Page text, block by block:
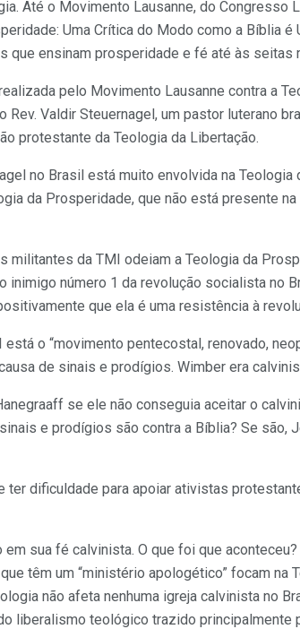
Até o Movimento Lausanne, do Congresso
Uma Crítica do Modo como a Bíblia é
que ensinam prosperidade e fé até às seitas
pelo Movimento Lausanne contra a
Rev. Valdir Steuernagel, um pastor luterano
protestante da Teologia da Libertação.
no Brasil está muito envolvida na Teologia
da Prosperidade, que não está presente
militantes da TMI odeiam a Teologia da
inimigo número 1 da revolução socialista no
que ela é uma resistência à
o “movimento pentecostal, renovado,
de sinais e prodígios. Wimber era
se ele não conseguia aceitar o
e prodígios são contra a Bíblia? Se são,
ter dificuldade para apoiar ativistas
sua fé calvinista. O que foi que
têm um “ministério apologético” focam na
não afeta nenhuma igreja calvinista no
liberalismo teológico trazido principalmente